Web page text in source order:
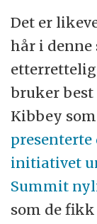
Det er
hår i denne
bruker best
Kibbey
initiativet
Summit
som de